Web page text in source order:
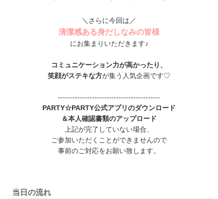
＼さらに今回は／
清潔感ある身だしなみの皆様
にお集まりいただきます♪
コミュニケーション力が高かったり、
笑顔がステキな方が集う人気企画です♡
------------------------------------------
PARTY☆PARTY公式アプリのダウンロード
＆本人確認書類のアップロード
上記が完了していない場合、
ご参加いただくことができませんので
事前のご対応をお願い致します。
当日の流れ